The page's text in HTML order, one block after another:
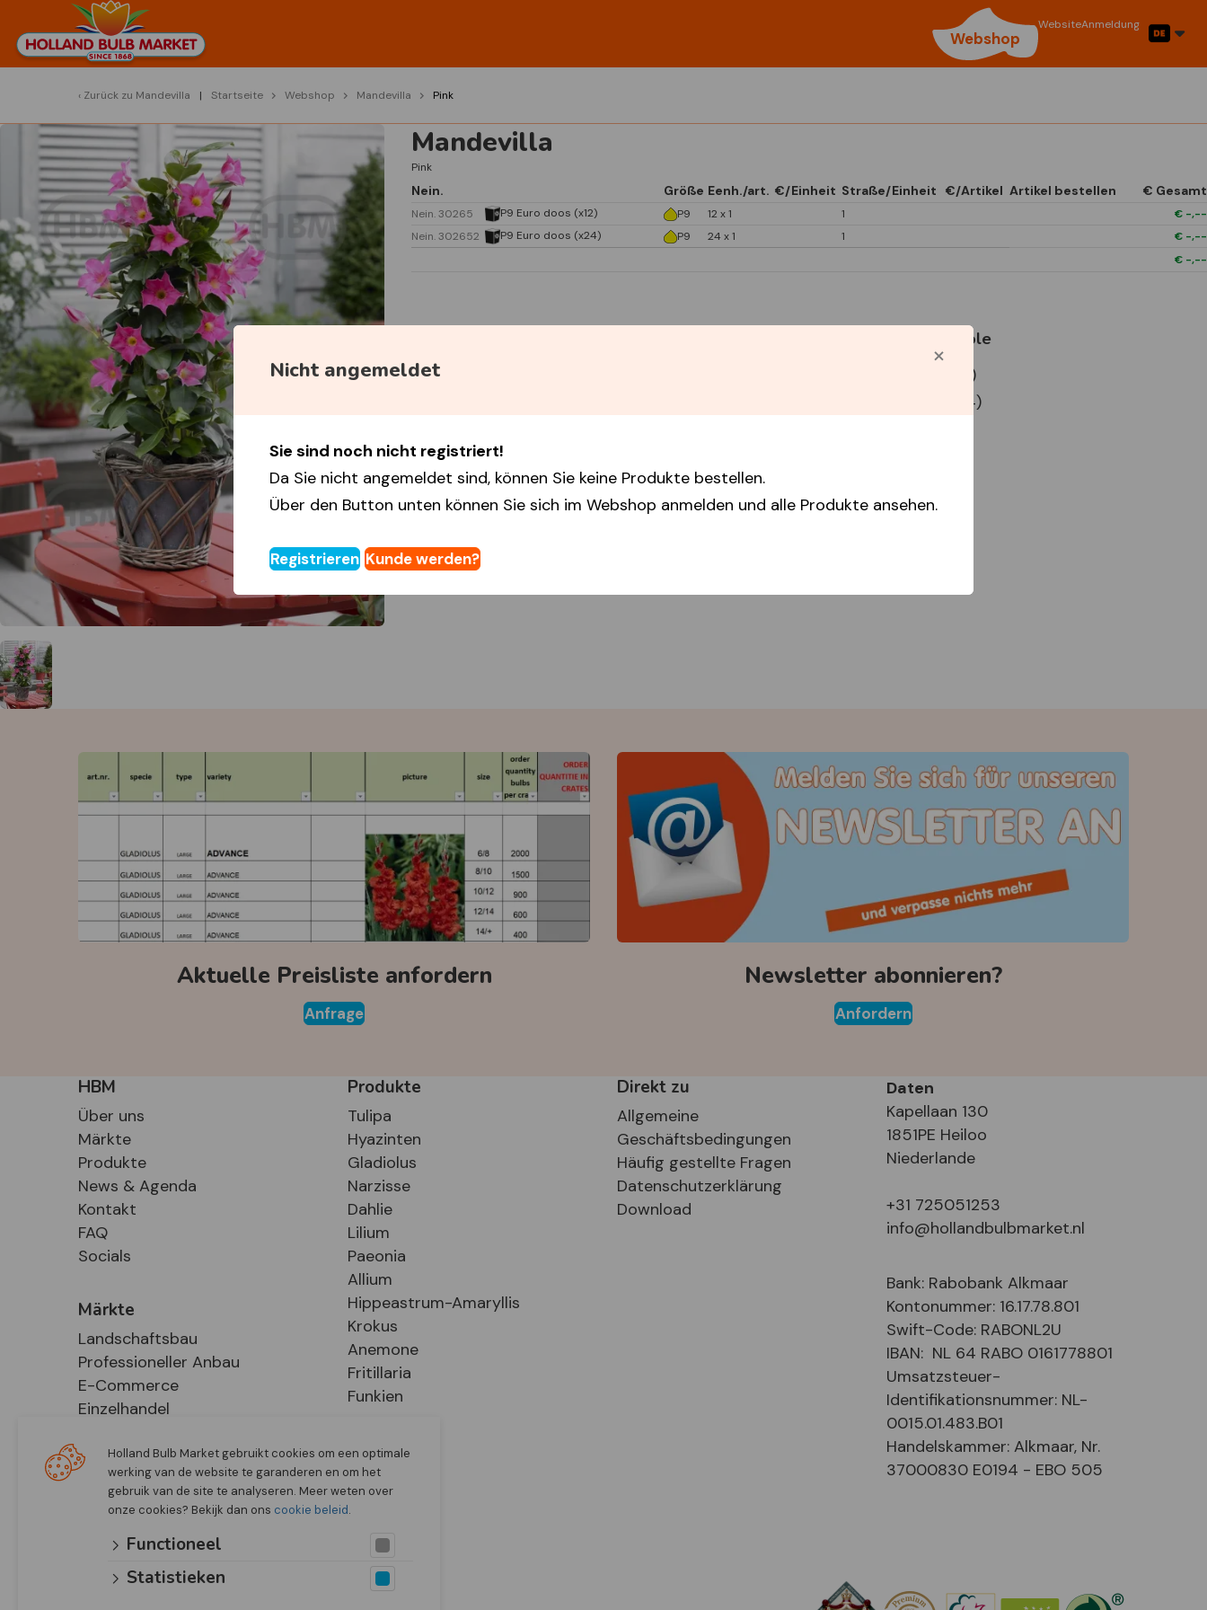
Webshop
WebsiteAnmeldung
Nicht angemeldet
Sie sind noch nicht registriert!
Da Sie nicht angemeldet sind, können Sie keine Produkte bestellen.
Über den Button unten können Sie sich im Webshop anmelden und alle Produkte ansehen.
Registrieren Kunde werden?
Zurück zu Mandevilla Startseite Webshop Mandevilla Pink
Mandevilla
Pink
Nein. Größe Eenh./art. €/Einheit Straße/Einheit €/Artikel Artikel bestellen € Gesamt
Nein. 30265 P9 Euro doos (x12) P9 12 x 1 1 € -,--
Nein. 302652
P9 Euro doos (x24) P9 24 x 1 1 € -,--
€ -,--
Verwendete Symbole
P9 Euro doos (x12)
P9 Euro doos (x24)
Aktuelle Preisliste anfordern
Anfrage
Newsletter abonnieren?
Anfordern
HBM
Über uns
Märkte
Produkte
News & Agenda
Kontakt
FAQ
Socials
Märkte
Landschaftsbau
Professioneller Anbau
E-Commerce
Einzelhandel
Produkte
Tulipa
Hyazinten
Gladiolus
Narzisse
Dahlie
Lilium
Paeonia
Allium
Hippeastrum-Amaryllis
Krokus
Anemone
Fritillaria
Funkien
Direkt zu
Allgemeine
Geschäftsbedingungen
Häufig gestellte Fragen
Datenschutzerklärung
Download
Daten
Kapellaan 130
1851PE Heiloo
Niederlande
+31 725051253
info@hollandbulbmarket.nl
Bank: Rabobank Alkmaar
Kontonummer: 16.17.78.801
Swift-Code: RABONL2U
IBAN: NL 64 RABO 0161778801
Umsatzsteuer-
Identifikationsnummer: NL-
0015.01.483.B01
Handelskammer: Alkmaar, Nr.
37000830 E0194 - EBO 505
Holland Bulb Market gebruikt cookies om een optimale
werking van de website te garanderen en om het
gebruik van de site te analyseren. Meer weten over
onze cookies? Bekijk dan ons cookie beleid.
Functioneel
Statistieken